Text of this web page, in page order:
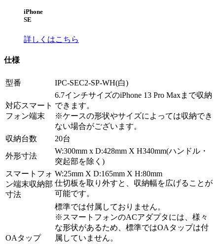
iPhone
SE
詳しくはこちら
仕様
型番 IPC-SEC2-SP-WH(白)
対応スマート
フォン端末
6.7インチサイズのiPhone 13 Pro Maxまで収納
できます。
※ケースの形状やサイズによっては収納でき
ない場合がございます。
収納台数
20台
外形寸法
W:300mm x D:428mm X H340mm(ハンドル・
突起部を除く)
スマートフォ
ン端末収納部
寸法
W:25mm X D:165mm X H:80mm
仕切板を取り外すと、収納幅を広げることが
可能です。
OAタップ
標準では付属しておりません。
※スマートフォンのACアダプタには、様々
な形状があるため、標準ではOAタップは付
属していません。